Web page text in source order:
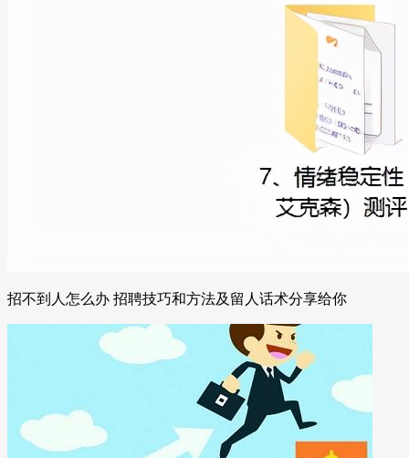
招不到人怎么办 招聘技巧和方法及留人话术分享给你